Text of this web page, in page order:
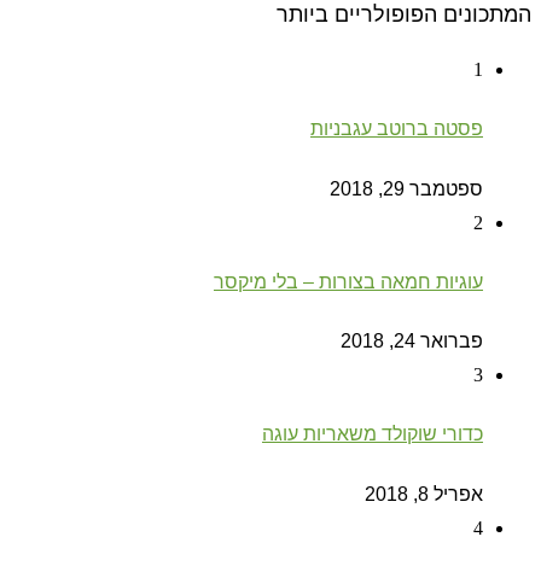
המתכונים הפופולריים ביותר
1
פסטה ברוטב עגבניות
ספטמבר 29, 2018
2
עוגיות חמאה בצורות – בלי מיקסר
פברואר 24, 2018
3
כדורי שוקולד משאריות עוגה
אפריל 8, 2018
4